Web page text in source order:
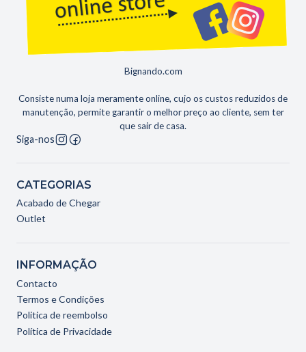
Bignando.com
Consiste numa loja meramente online, cujo os custos reduzidos de
manutenção, permite garantir o melhor preço ao cliente, sem ter
que sair de casa.
Siga-nos
CATEGORIAS
Acabado de Chegar
Outlet
INFORMAÇÃO
Contacto
Termos e Condições
Politica de reembolso
Política de Privacidade